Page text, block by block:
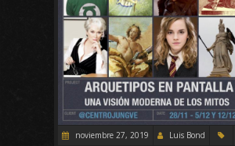
noviembre 27, 2019 Luis Bond